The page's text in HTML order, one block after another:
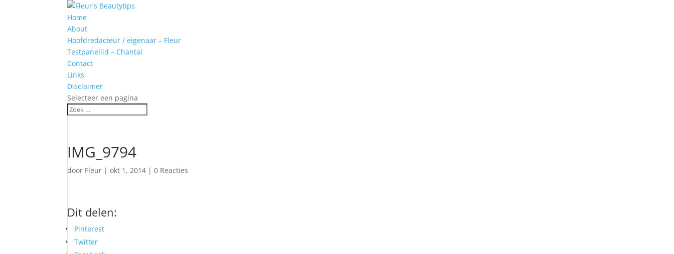
Home
About
Hoofdredacteur / eigenaar – Fleur
Testpanellid – Chantal
Contact
Links
Disclaimer
Selecteer een pagina
IMG_9794
door Fleur |okt 1, 2014 |0 Reacties
Dit delen:
Pinterest
Twitter